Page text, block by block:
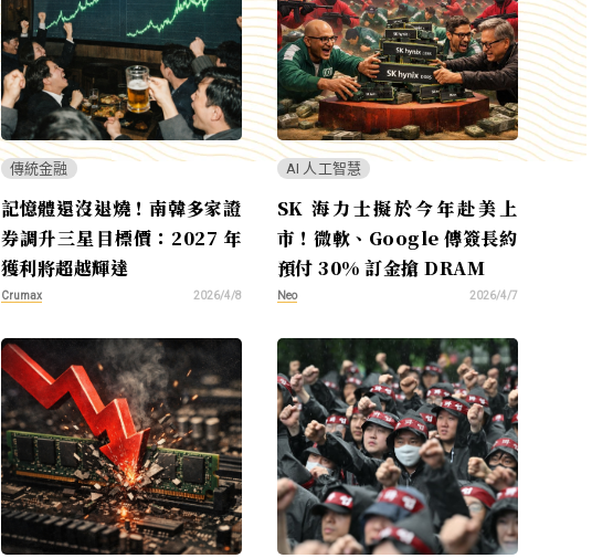
傳統金融
記憶體還沒退燒！南韓多家證
券調升三星目標價：2027 年
獲利將超越輝達
Crumax 2026/4/8
AI 人工智慧
SK 海力士擬於今年赴美上
市！微軟、Google 傳簽長約
預付 30% 訂金搶 DRAM
Neo 2026/4/7